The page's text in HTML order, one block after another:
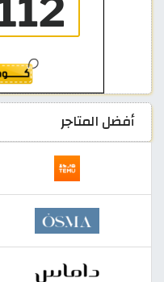
أفضل المتاجر